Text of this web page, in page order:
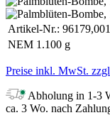
Artikel-Nr.: 96179,001
NEM 1.100 g
Preise inkl. MwSt.
Abholung in 1-3
ca. 3 Wo. nach